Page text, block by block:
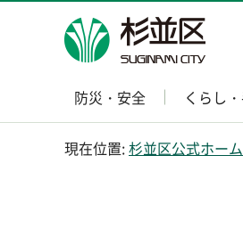
杉並区
防災・安全 くらし
現在位置:杉並区公式ホー